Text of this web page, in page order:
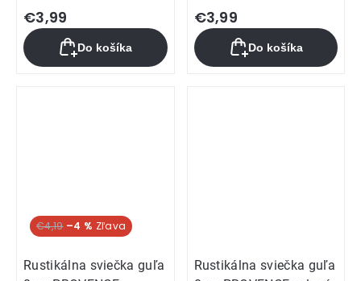
€3,99
Do košíka
€3,99
Do košíka
€4,19 –4 %
Rustikálna sviečka guľa
Rustikálna sviečka guľa